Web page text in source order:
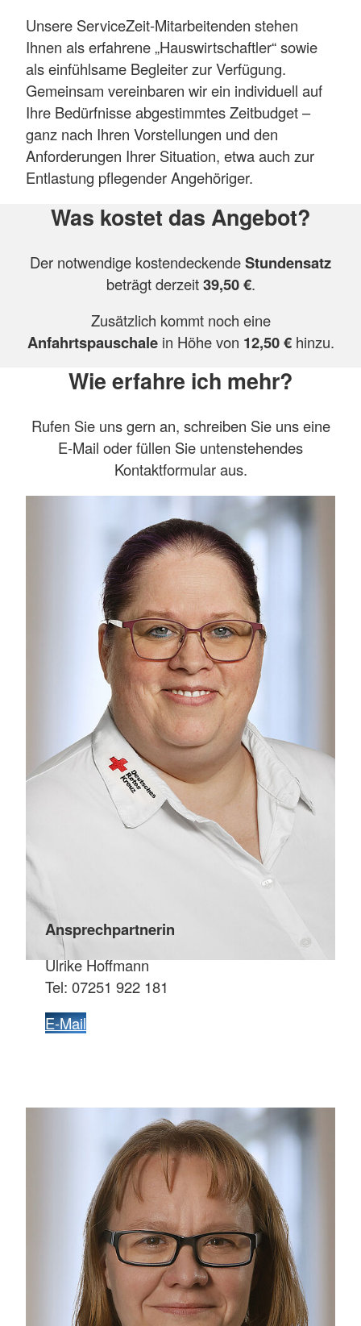
Unsere ServiceZeit-Mitarbeitenden stehen
Ihnen als erfahrene „Hauswirtschaftler“ sowie
als einfühlsame Begleiter zur Verfügung.
Gemeinsam vereinbaren wir ein individuell auf
Ihre Bedürfnisse abgestimmtes Zeitbudget –
ganz nach Ihren Vorstellungen und den
Anforderungen Ihrer Situation, etwa auch zur
Entlastung pflegender Angehöriger.
Was kostet das Angebot?
Der notwendige kostendeckendeStundensatz
beträgt derzeit39,50 €.
Zusätzlich kommt noch eine
Anfahrtspauschalein Höhe von 12,50 €hinzu.
Wie erfahre ich mehr?
Rufen Sie uns gern an, schreiben Sie uns eine
E-Mail oder füllen Sie untenstehendes
Kontaktformular aus.
Ansprechpartnerin
Ulrike Hoffmann
Tel: 07251 922 181
E-Mail